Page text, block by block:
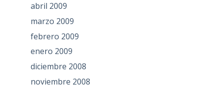
abril 2009
marzo 2009
febrero 2009
enero 2009
diciembre 2008
noviembre 2008